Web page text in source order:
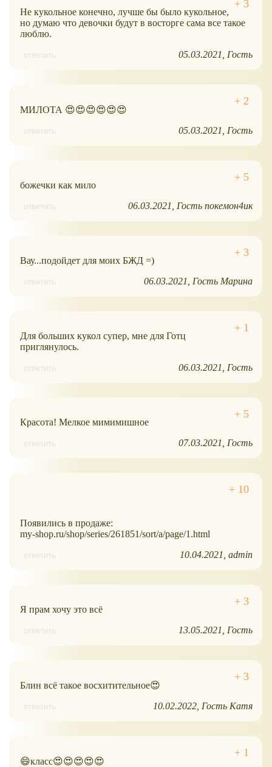
Не кукольное конечно, лучше бы было кукольное,
но думаю что девочки будут в восторге сама все такое
люблю.
ответить 05.03.2021 Гость
МИЛОТА 😍😍😍😍😍😍
ответить 05.03.2021 Гость
божечки как мило
ответить 06.03.2021 Гость покемон4ик
Вау...подойдет для моих БЖД =)
ответить 06.03.2021 Гость Марина
Для больших кукол супер, мне для Готц
приглянулось.
ответить 06.03.2021 Гость
Красота! Мелкое мимимишное
ответить 07.03.2021 Гость
Появились в продаже:
my-shop.ru/shop/series/261851/sort/a/page/1.html
ответить 10.04.2021 admin
Я прам хочу это всё
ответить 13.05.2021 Гость
Блин всё такое восхитительное😍
ответить 10.02.2022 Гость Катя
😄класс😍😍😍😍😍